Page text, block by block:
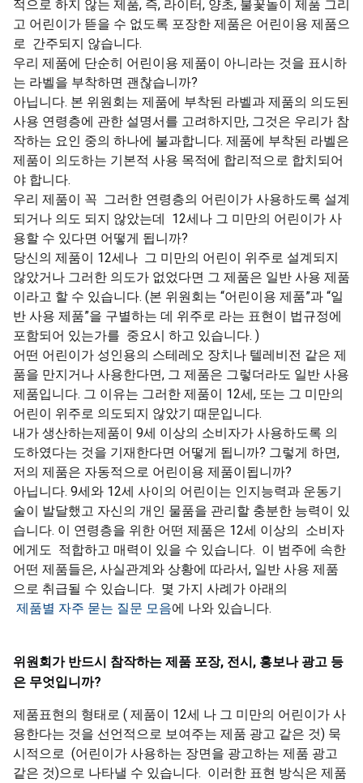
적으로 하지 않는 제품, 즉, 라이터, 양초, 불꽃놀이 제품 그리
고 어린이가 뜯을 수 없도록 포장한 제품은 어린이용 제품으
로 간주되지 않습니다.
우리 제품에 단순히 어린이용 제품이 아니라는 것을 표시하
는 라벨을 부착하면 괜찮습니까?
아닙니다. 본 위원회는 제품에 부착된 라벨과 제품의 의도된
사용 연령층에 관한 설명서를 고려하지만, 그것은 우리가 참
작하는 요인 중의 하나에 불과합니다. 제품에 부착된 라벨은
제품이 의도하는 기본적 사용 목적에 합리적으로 합치되어
야 합니다.
우리 제품이 꼭 그러한 연령층의 어린이가 사용하도록 설계
되거나 의도 되지 않았는데 12세나 그 미만의 어린이가 사
용할 수 있다면 어떻게 됩니까?
당신의 제품이 12세나 그 미만의 어린이 위주로 설계되지
않았거나 그러한 의도가 없었다면 그 제품은 일반 사용 제품
이라고 할 수 있습니다. (본 위원회는 “어린이용 제품”과 “일
반 사용 제품”을 구별하는 데 위주로 라는 표현이 법규정에
포함되어 있는가를 중요시 하고 있습니다. )
어떤 어린이가 성인용의 스테레오 장치나 텔레비전 같은 제
품을 만지거나 사용한다면, 그 제품은 그렇더라도 일반 사용
제품입니다. 그 이유는 그러한 제품이 12세, 또는 그 미만의
어린이 위주로 의도되지 않았기 때문입니다.
내가 생산하는제품이 9세 이상의 소비자가 사용하도록 의
도하였다는 것을 기재한다면 어떻게 됩니까? 그렇게 하면,
저의 제품은 자동적으로 어린이용 제품이됩니까?
아닙니다. 9세와 12세 사이의 어린이는 인지능력과 운동기
술이 발달했고 자신의 개인 물품을 관리할 충분한 능력이 있
습니다. 이 연령층을 위한 어떤 제품은 12세 이상의 소비자
에게도 적합하고 매력이 있을 수 있습니다. 이 범주에 속한
어떤 제품들은, 사실관계와 상황에 따라서, 일반 사용 제품
으로 취급될 수 있습니다. 몇 가지 사례가 아래의
제품별 자주 묻는 질문 모음에 나와 있습니다.
위원회가 반드시 참작하는 제품 포장, 전시, 홍보나 광고 등
은 무엇입니까?
제품표현의 형태로 ( 제품이 12세 나 그 미만의 어린이가 사
용한다는 것을 선언적으로 보여주는 제품 광고 같은 것) 묵
시적으로 (어린이가 사용하는 장면을 광고하는 제품 광고
같은 것)으로 나타낼 수 있습니다. 이러한 표현 방식은 제품